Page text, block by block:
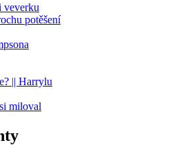
veverku
potěšení
|| Harrylu
miloval